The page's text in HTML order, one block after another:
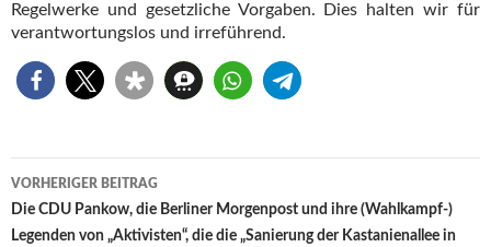
Regelwerke und gesetzliche Vorgaben. Dies halten wir für
verantwortungslos und irreführend.
Beitragsnavigation
VORHERIGER BEITRAG
Die CDU Pankow, die Berliner Morgenpost und ihre (Wahlkampf-)
Legenden von „Aktivisten“, die die „Sanierung der Kastanienallee in